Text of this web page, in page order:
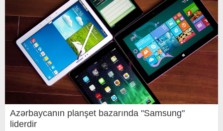
Azərbaycanın planşet bazarında "Samsung"
liderdir